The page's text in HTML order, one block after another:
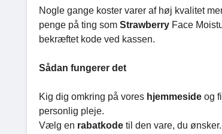
Nogle gange koster varer af høj kvalitet
penge på ting som Strawberry Face
bekræftet kode ved kassen.
Sådan fungerer det
Kig dig omkring på vores hjemmeside og
personlig pleje.
Vælg en rabatkode til den vare, du ønsker.